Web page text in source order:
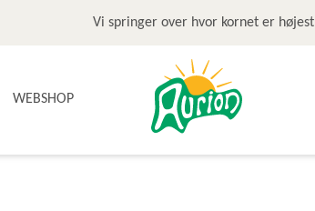
Vi springer over hvor kornet er højest
WEBSHOP